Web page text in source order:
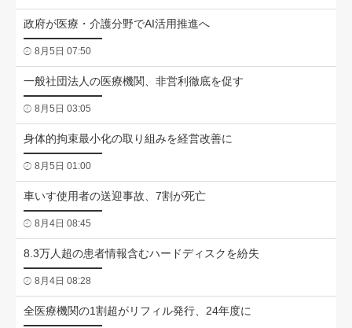
政府が医療・介護分野でAI活用推進へ
8月5日 07:50
一般社団法人の医療機関、非営利徹底を促す
8月5日 03:05
身体的拘束最小化の取り組みを経営改善に
8月5日 01:00
車いす使用者の送迎事故、7割が死亡
8月4日 08:45
8.3万人超の患者情報含むハードディスクを紛失
8月4日 08:28
全医療機関の1割超がリフィル発行、24年度に